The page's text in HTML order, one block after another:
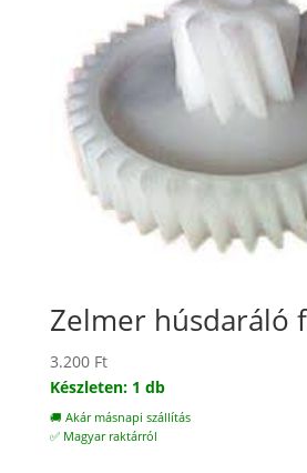
Zelmer húsdaráló
3.200 Ft
Készleten: 1 db
🚚 Akár másnapi szállítás
✅ Magyar raktárról